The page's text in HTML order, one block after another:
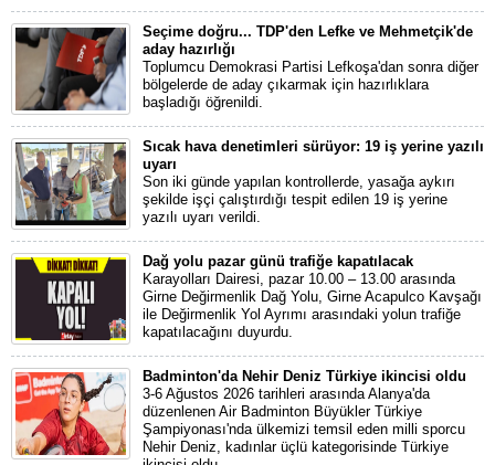
Seçime doğru... TDP'den Lefke ve Mehmetçik'de
aday hazırlığı
Toplumcu Demokrasi Partisi Lefkoşa'dan sonra diğer
bölgelerde de aday çıkarmak için hazırlıklara
başladığı öğrenildi.
Sıcak hava denetimleri sürüyor: 19 iş yerine yazılı
uyarı
Son iki günde yapılan kontrollerde, yasağa aykırı
şekilde işçi çalıştırdığı tespit edilen 19 iş yerine
yazılı uyarı verildi.
Dağ yolu pazar günü trafiğe kapatılacak
Karayolları Dairesi, pazar 10.00 – 13.00 arasında
Girne Değirmenlik Dağ Yolu, Girne Acapulco Kavşağı
ile Değirmenlik Yol Ayrımı arasındaki yolun trafiğe
kapatılacağını duyurdu.
Badminton'da Nehir Deniz Türkiye ikincisi oldu
3-6 Ağustos 2026 tarihleri arasında Alanya'da
düzenlenen Air Badminton Büyükler Türkiye
Şampiyonası'nda ülkemizi temsil eden milli sporcu
Nehir Deniz, kadınlar üçlü kategorisinde Türkiye